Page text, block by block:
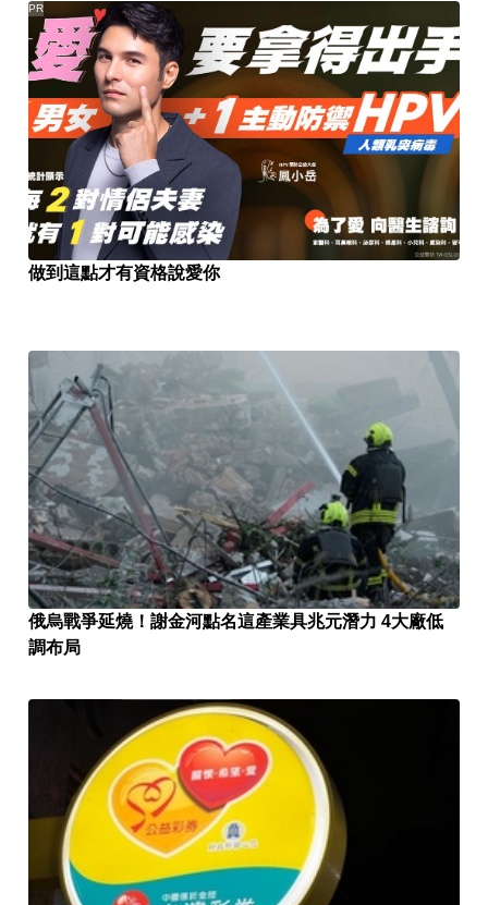
做到這點才有資格說愛你
PR
俄烏戰爭延燒！謝金河點名這產業具兆元潛力 4大廠低
調布局